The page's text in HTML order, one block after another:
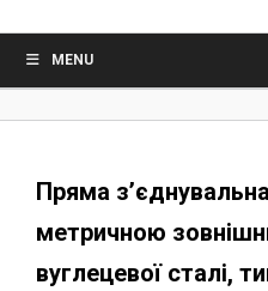
MENU
Пряма
метричною
вуглецевої сталі,